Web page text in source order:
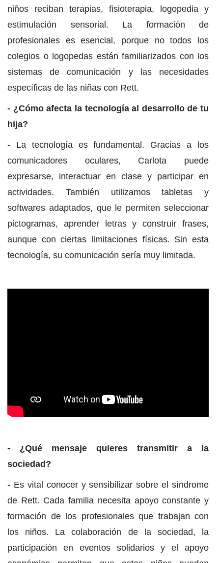
niños reciban terapias, fisioterapia, logopedia y
estimulación sensorial. La formación de
profesionales es esencial, porque no todos los
colegios o logopedas están familiarizados con los
sistemas de comunicación y las necesidades
específicas de las niñas con Rett.
- ¿Cómo afecta la tecnología al desarrollo de tu
hija?
- La tecnología es fundamental. Gracias a los
comunicadores oculares, Carlota puede
expresarse, interactuar en clase y participar en
actividades. También utilizamos tabletas y
softwares adaptados, que le permiten seleccionar
pictogramas, aprender letras y construir frases,
aunque con ciertas limitaciones físicas. Sin esta
tecnología, su comunicación sería muy limitada.
- ¿Qué mensaje quieres transmitir a la
sociedad?
- Es vital conocer y sensibilizar sobre el síndrome
de Rett. Cada familia necesita apoyo constante y
formación de los profesionales que trabajan con
los niños. La colaboración de la sociedad, la
participación en eventos solidarios y el apoyo